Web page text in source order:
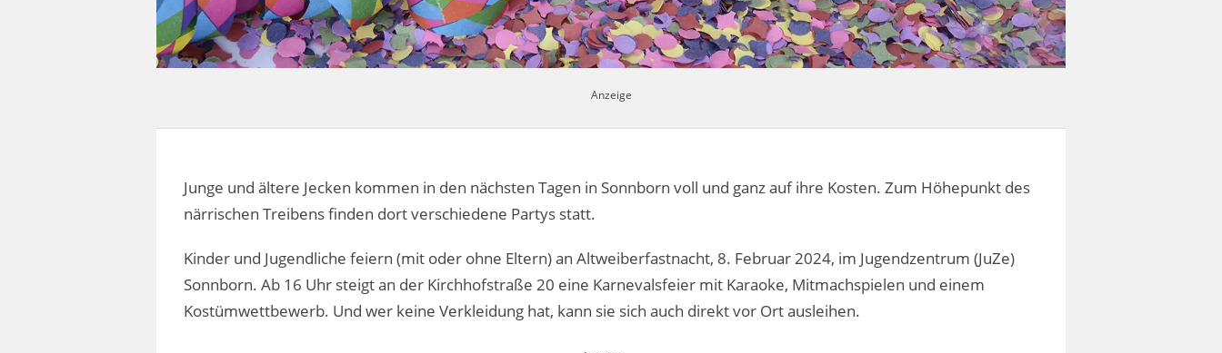
Junge und ältere Jecken kommen in den nächsten Tagen in Sonnborn voll und ganz auf ihre Kosten. Zum Höhepunkt des
närrischen Treibens finden dort verschiedene Partys statt.
Kinder und Jugendliche feiern (mit oder ohne Eltern) an Altweiberfastnacht, 8. Februar 2024, im Jugendzentrum (JuZe)
Sonnborn. Ab 16 Uhr steigt an der Kirchhofstraße 20 eine Karnevalsfeier mit Karaoke, Mitmachspielen und einem
Kostümwettbewerb. Und wer keine Verkleidung hat, kann sie sich auch direkt vor Ort ausleihen.